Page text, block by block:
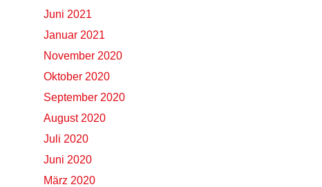
Juni 2021
Januar 2021
November 2020
Oktober 2020
September 2020
August 2020
Juli 2020
Juni 2020
März 2020